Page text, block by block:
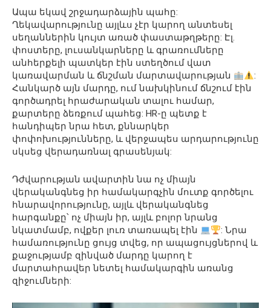
Ապա եկավ շրջադարձային պահը:
Ղեկավարությունը այլևս չէր կարող անտեսել
սեղաններին կույտ առած փաստաթղթերը: Էլ.
փոստերը, լուսանկարները և գրառումները
անհերքելի պատկեր էին ստեղծում վատ
կառավարման և ճնշման մարտավարության
:
Հանկարծ այն մարդը, ում նախկինում ճնշում էին
գործադրել հրաժարական տալու համար,
քարտերը ձեռքում պահեց: HR-ը պետք է
հանդիպեր նրա հետ, քննարկեր
փոփոխությունները, և վերջապես արդարությունը
սկսեց վերադառնալ գրասենյակ:
Դժվարության ավարտին նա ոչ միայն
վերականգնեց իր համակարգչին մուտք գործելու
հնարավորությունը, այլև վերականգնեց
հարգանքը՝ ոչ միայն իր, այլև բոլոր նրանց
նկատմամբ, ովքեր լուռ տառապել էին
: Նրա
համառությունը ցույց տվեց, որ ապացույցներով և
քաջությամբ զինված մարդը կարող է
մարտահրավեր նետել համակարգին առանց
զիջումների: